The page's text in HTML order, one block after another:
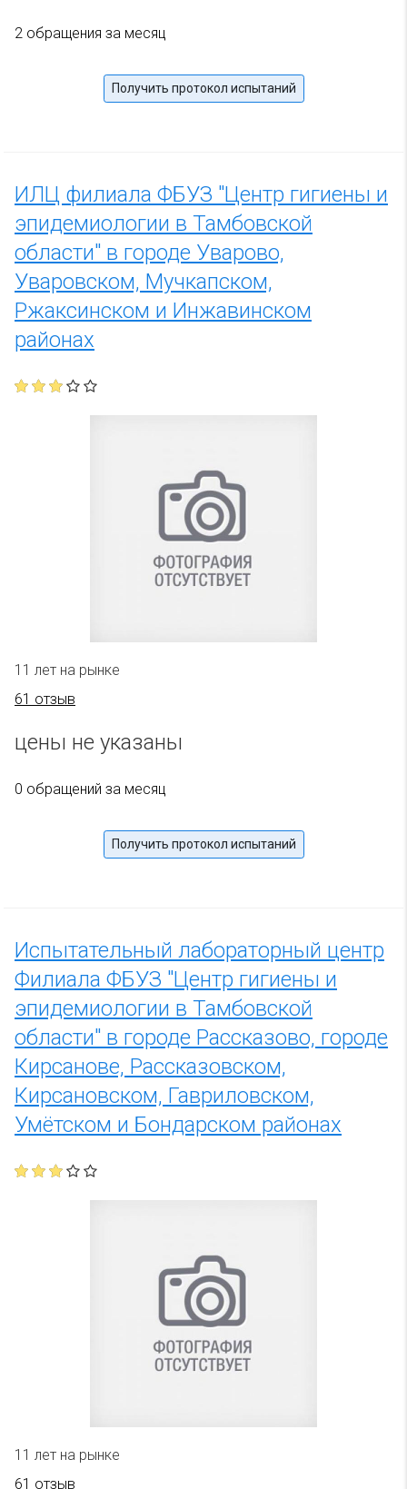
2 обращения за месяц
Получить протокол испытаний
ИЛЦ филиала ФБУЗ "Центр гигиены и
эпидемиологии в Тамбовской
области" в городе Уварово,
Уваровском, Мучкапском,
Ржаксинском и Инжавинском
районах
11 лет на рынке
61 отзыв
цены не указаны
0 обращений за месяц
Получить протокол испытаний
Испытательный лабораторный центр
Филиала ФБУЗ "Центр гигиены и
эпидемиологии в Тамбовской
области" в городе Рассказово, городе
Кирсанове, Рассказовском,
Кирсановском, Гавриловском,
Умётском и Бондарском районах
11 лет на рынке
61 отзыв